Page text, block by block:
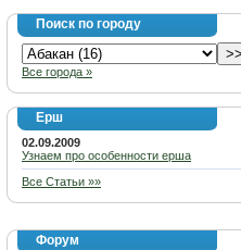
Поиск по городу
Все города »
Ерш
02.09.2009
Узнаем про особенности ерша
Все Статьи »»
Форум